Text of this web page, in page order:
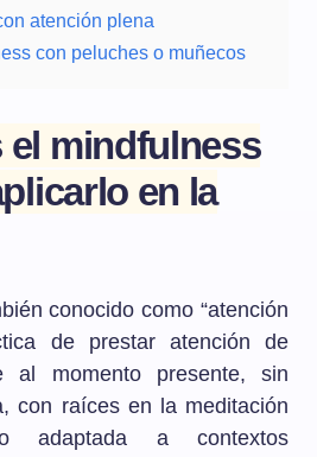
atención plena
con peluches o muñecos
el mindfulness
en la
conocido como “atención
de prestar atención de
al momento presente, sin
con raíces en la meditación
adaptada a contextos